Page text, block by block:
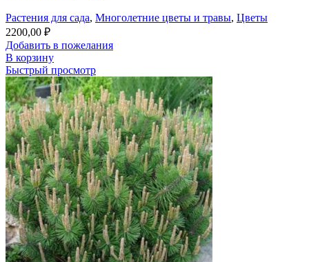
Растения для сада, Многолетние цветы и травы, Цветы
2200,00 ₽
Добавить в пожелания
В корзину
Быстрый просмотр